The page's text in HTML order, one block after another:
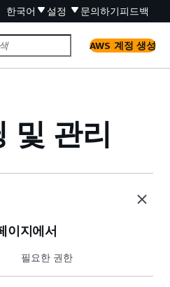
한국어 설정 문의하기피드백
AWS 계정 생성
및 관리
이지에서
필요한 권한